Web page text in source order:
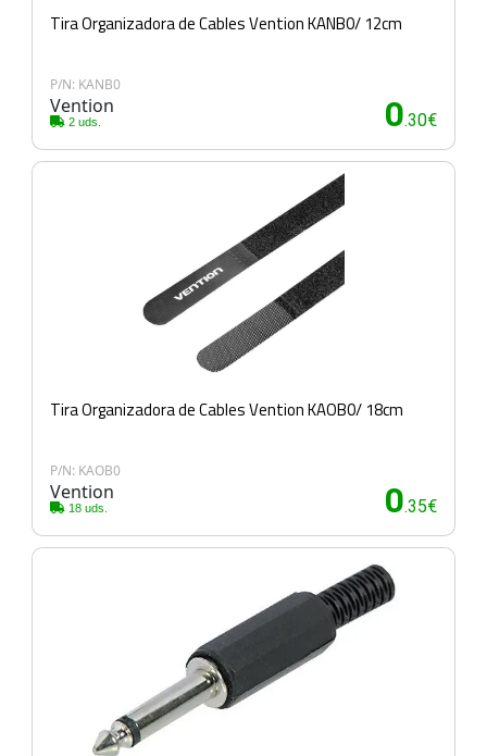
Tira Organizadora de Cables Vention KANB0/ 12cm
P/N: KANB0
Vention
2 uds. 0.30€
Tira Organizadora de Cables Vention KAOB0/ 18cm
P/N: KAOB0
Vention
18 uds. 0.35€